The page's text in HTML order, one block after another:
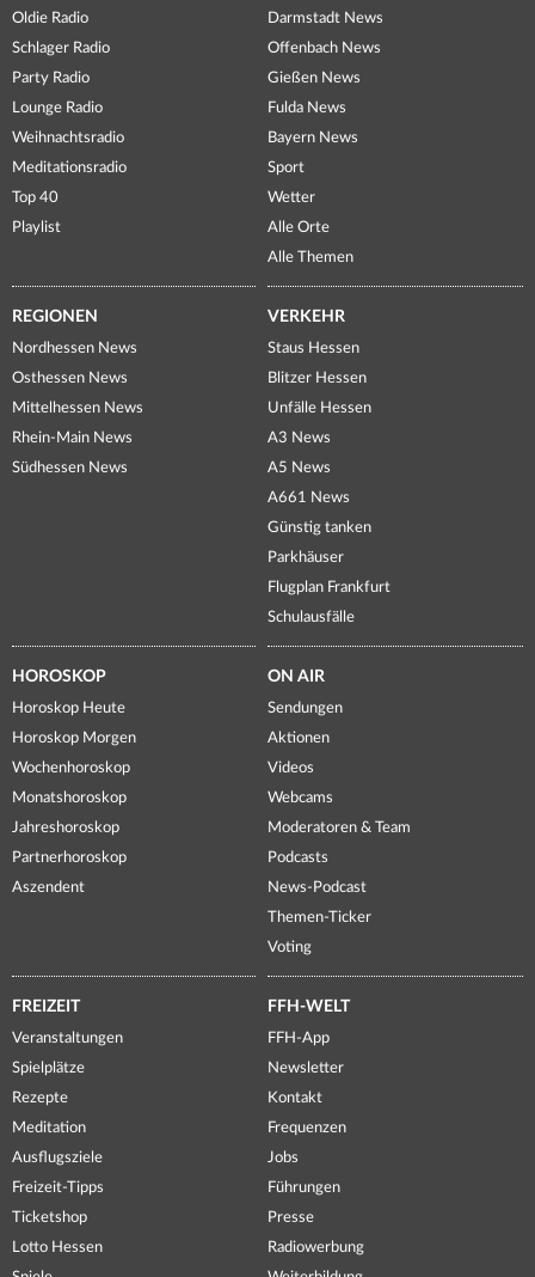
Oldie Radio
Schlager Radio
Party Radio
Lounge Radio
Weihnachtsradio
Meditationsradio
Top 40
Playlist
Darmstadt News
Offenbach News
Gießen News
Fulda News
Bayern News
Sport
Wetter
Alle Orte
Alle Themen
REGIONEN
Nordhessen News
Osthessen News
Mittelhessen News
Rhein-Main News
Südhessen News
VERKEHR
Staus Hessen
Blitzer Hessen
Unfälle Hessen
A3 News
A5 News
A661 News
Günstig tanken
Parkhäuser
Flugplan Frankfurt
Schulausfälle
HOROSKOP
Horoskop Heute
Horoskop Morgen
Wochenhoroskop
Monatshoroskop
Jahreshoroskop
Partnerhoroskop
Aszendent
ON AIR
Sendungen
Aktionen
Videos
Webcams
Moderatoren & Team
Podcasts
News-Podcast
Themen-Ticker
Voting
FREIZEIT
Veranstaltungen
Spielplätze
Rezepte
Meditation
Ausflugsziele
Freizeit-Tipps
Ticketshop
Lotto Hessen
FFH-WELT
FFH-App
Newsletter
Kontakt
Frequenzen
Jobs
Führungen
Presse
Radiowerbung